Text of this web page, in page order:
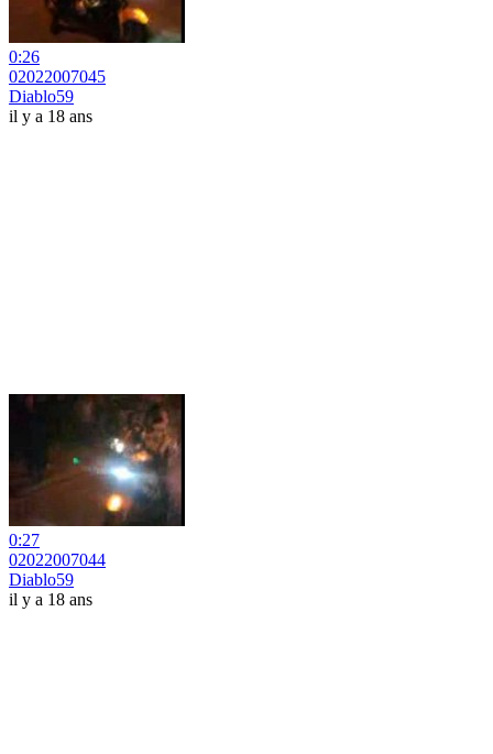
0:26
02022007045
Diablo59
il y a 18 ans
0:27
02022007044
Diablo59
il y a 18 ans